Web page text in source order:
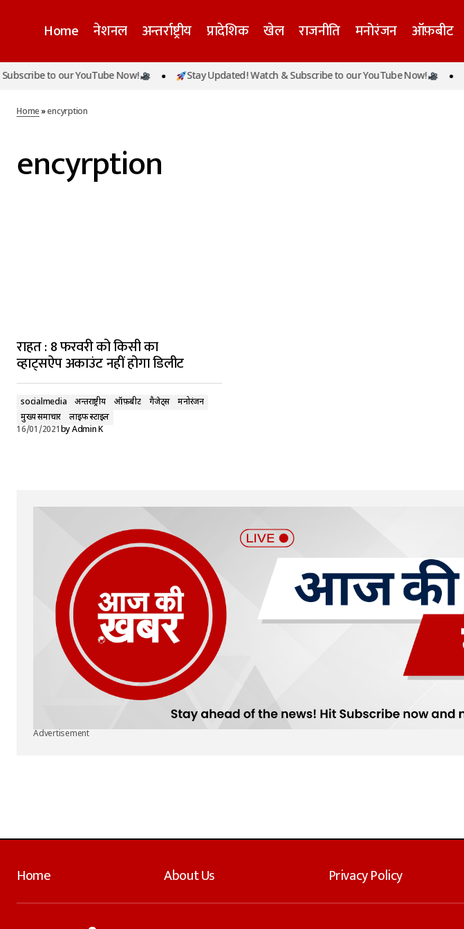
Home नेशनल अन्तर्राष्ट्रीय प्रादेशिक खेल राजनीति मनोरंजन ऑफ़बीट
to our YouTube Now! Stay Updated! Watch & Subscribe to our YouTube Now!
Home»encyrption
encyrption
राहत : 8 फरवरी को किसी का
व्हाट्सऐप अकाउंट नहीं होगा डिलीट
socialmedia अन्तर्राष्ट्रीय ऑफ़बीट गैजेट्स
मनोरंजन
मुख्य समाचार
लाइफ स्टाइल
16/01/2021byAdmin K
Advertisement
Home About Us Privacy Policy